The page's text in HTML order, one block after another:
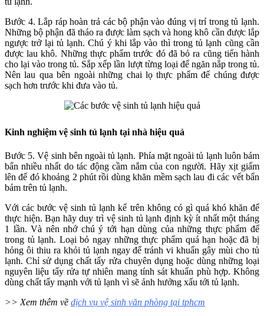
Bước 4. Lắp ráp hoàn trả các bộ phận vào đúng vị trí trong tủ lạnh.
Những bộ phận đã tháo ra được làm sạch và hong khô cần được lắp
ngược trở lại tủ lạnh. Chú ý khi lắp vào thì trong tủ lạnh cũng cần
được lau khô. Những thực phẩm trước đó đã bỏ ra cũng tiến hành
cho lại vào trong tủ. Sắp xếp lần lượt từng loại để ngăn nắp trong tủ.
Nên lau qua bên ngoài những chai lọ thực phẩm để chúng được
sạch hơn trước khi đưa vào tủ.
Kinh nghiệm vệ sinh tủ lạnh tại nhà hiệu quả
Bước 5. Vệ sinh bên ngoài tủ lạnh. Phía mặt ngoài tủ lạnh luôn bám
bẩn nhiều nhất do tác động cầm nắm của con người. Hãy xịt giấm
lên để đó khoảng 2 phút rồi dùng khăn mềm sạch lau đi các vết bẩn
bám trên tủ lạnh.
Với các bước vệ sinh tủ lạnh kể trên không có gì quá khó khăn để
thực hiện. Bạn hãy duy trì vệ sinh tủ lạnh định kỳ ít nhất một tháng
1 lần. Và nên nhớ chú ý tới hạn dùng của những thực phẩm để
trong tủ lạnh. Loại bỏ ngay những thực phẩm quá hạn hoặc đã bị
hỏng ôi thiu ra khỏi tủ lạnh ngay để tránh vi khuẩn gây mùi cho tủ
lạnh. Chỉ sử dụng chất tẩy rửa chuyên dụng hoặc dùng những loại
nguyên liệu tẩy rửa tự nhiên mang tính sát khuẩn phù hợp. Không
dùng chất tẩy mạnh với tủ lạnh vì sẽ ảnh hưởng xấu tới tủ lạnh.
>> Xem thêm về dịch vụ vệ sinh văn phòng tại tphcm